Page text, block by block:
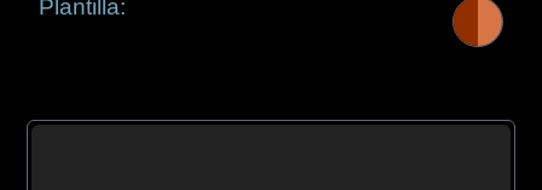
Plantilla: